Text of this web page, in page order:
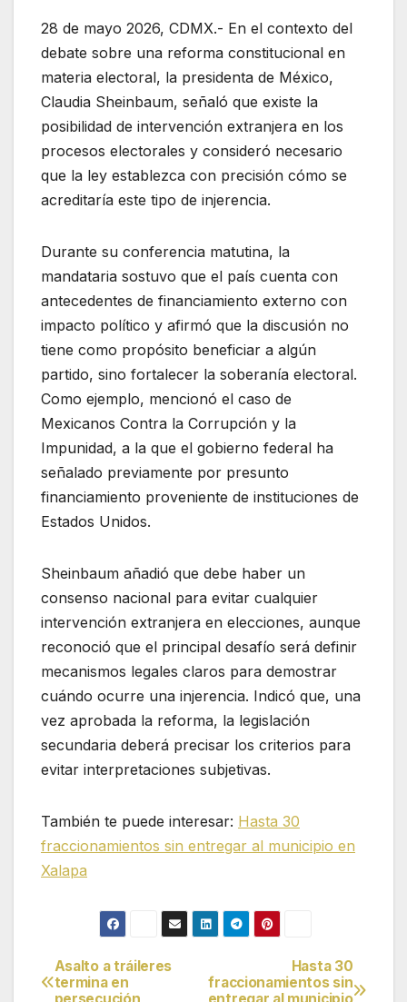
28 de mayo 2026, CDMX.- En el contexto del
debate sobre una reforma constitucional en
materia electoral, la presidenta de México,
Claudia Sheinbaum, señaló que existe la
posibilidad de intervención extranjera en los
procesos electorales y consideró necesario
que la ley establezca con precisión cómo se
acreditaría este tipo de injerencia.
Durante su conferencia matutina, la
mandataria sostuvo que el país cuenta con
antecedentes de financiamiento externo con
impacto político y afirmó que la discusión no
tiene como propósito beneficiar a algún
partido, sino fortalecer la soberanía electoral.
Como ejemplo, mencionó el caso de
Mexicanos Contra la Corrupción y la
Impunidad, a la que el gobierno federal ha
señalado previamente por presunto
financiamiento proveniente de instituciones de
Estados Unidos.
Sheinbaum añadió que debe haber un
consenso nacional para evitar cualquier
intervención extranjera en elecciones, aunque
reconoció que el principal desafío será definir
mecanismos legales claros para demostrar
cuándo ocurre una injerencia. Indicó que, una
vez aprobada la reforma, la legislación
secundaria deberá precisar los criterios para
evitar interpretaciones subjetivas.
También te puede interesar: Hasta 30
fraccionamientos sin entregar al municipio en
Xalapa
Navegación
Hasta 30
fraccionamientos sin
entregar al municipio
Asalto a tráileres
termina en
persecución